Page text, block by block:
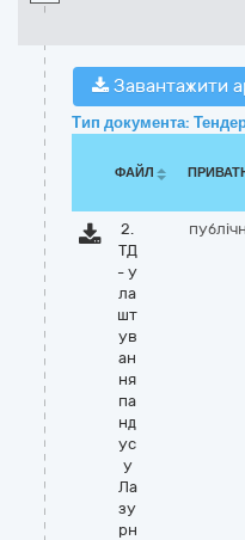
Завантажити
Тип документа:
ФАЙЛ
2.
ТД
- у
ла
шт
ув
ан
ня
па
нд
ус
у
Ла
зу
рн